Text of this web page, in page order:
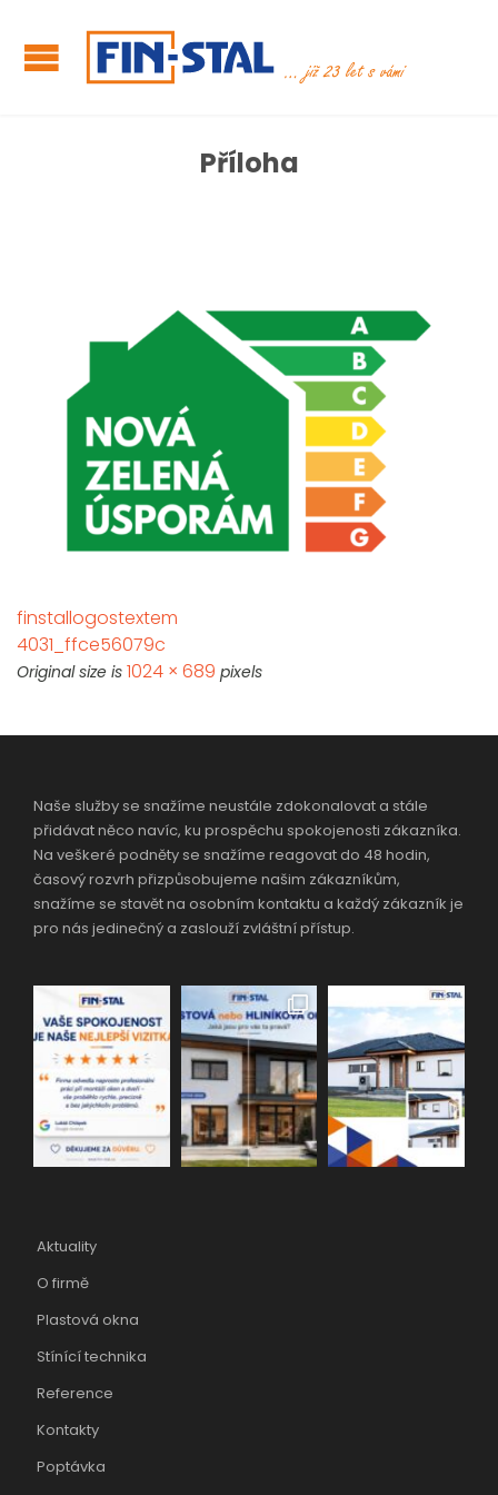
Příloha
finstallogostextem
4031_ffce56079c
Original size is 1024 × 689 pixels
Naše služby se snažíme neustále zdokonalovat a stále
přidávat něco navíc, ku prospěchu spokojenosti zákazníka.
Na veškeré podněty se snažíme reagovat do 48 hodin,
časový rozvrh přizpůsobujeme našim zákazníkům,
snažíme se stavět na osobním kontaktu a každý zákazník je
pro nás jedinečný a zaslouží zvláštní přístup.
Aktuality
O firmě
Plastová okna
Stínící technika
Reference
Kontakty
Poptávka